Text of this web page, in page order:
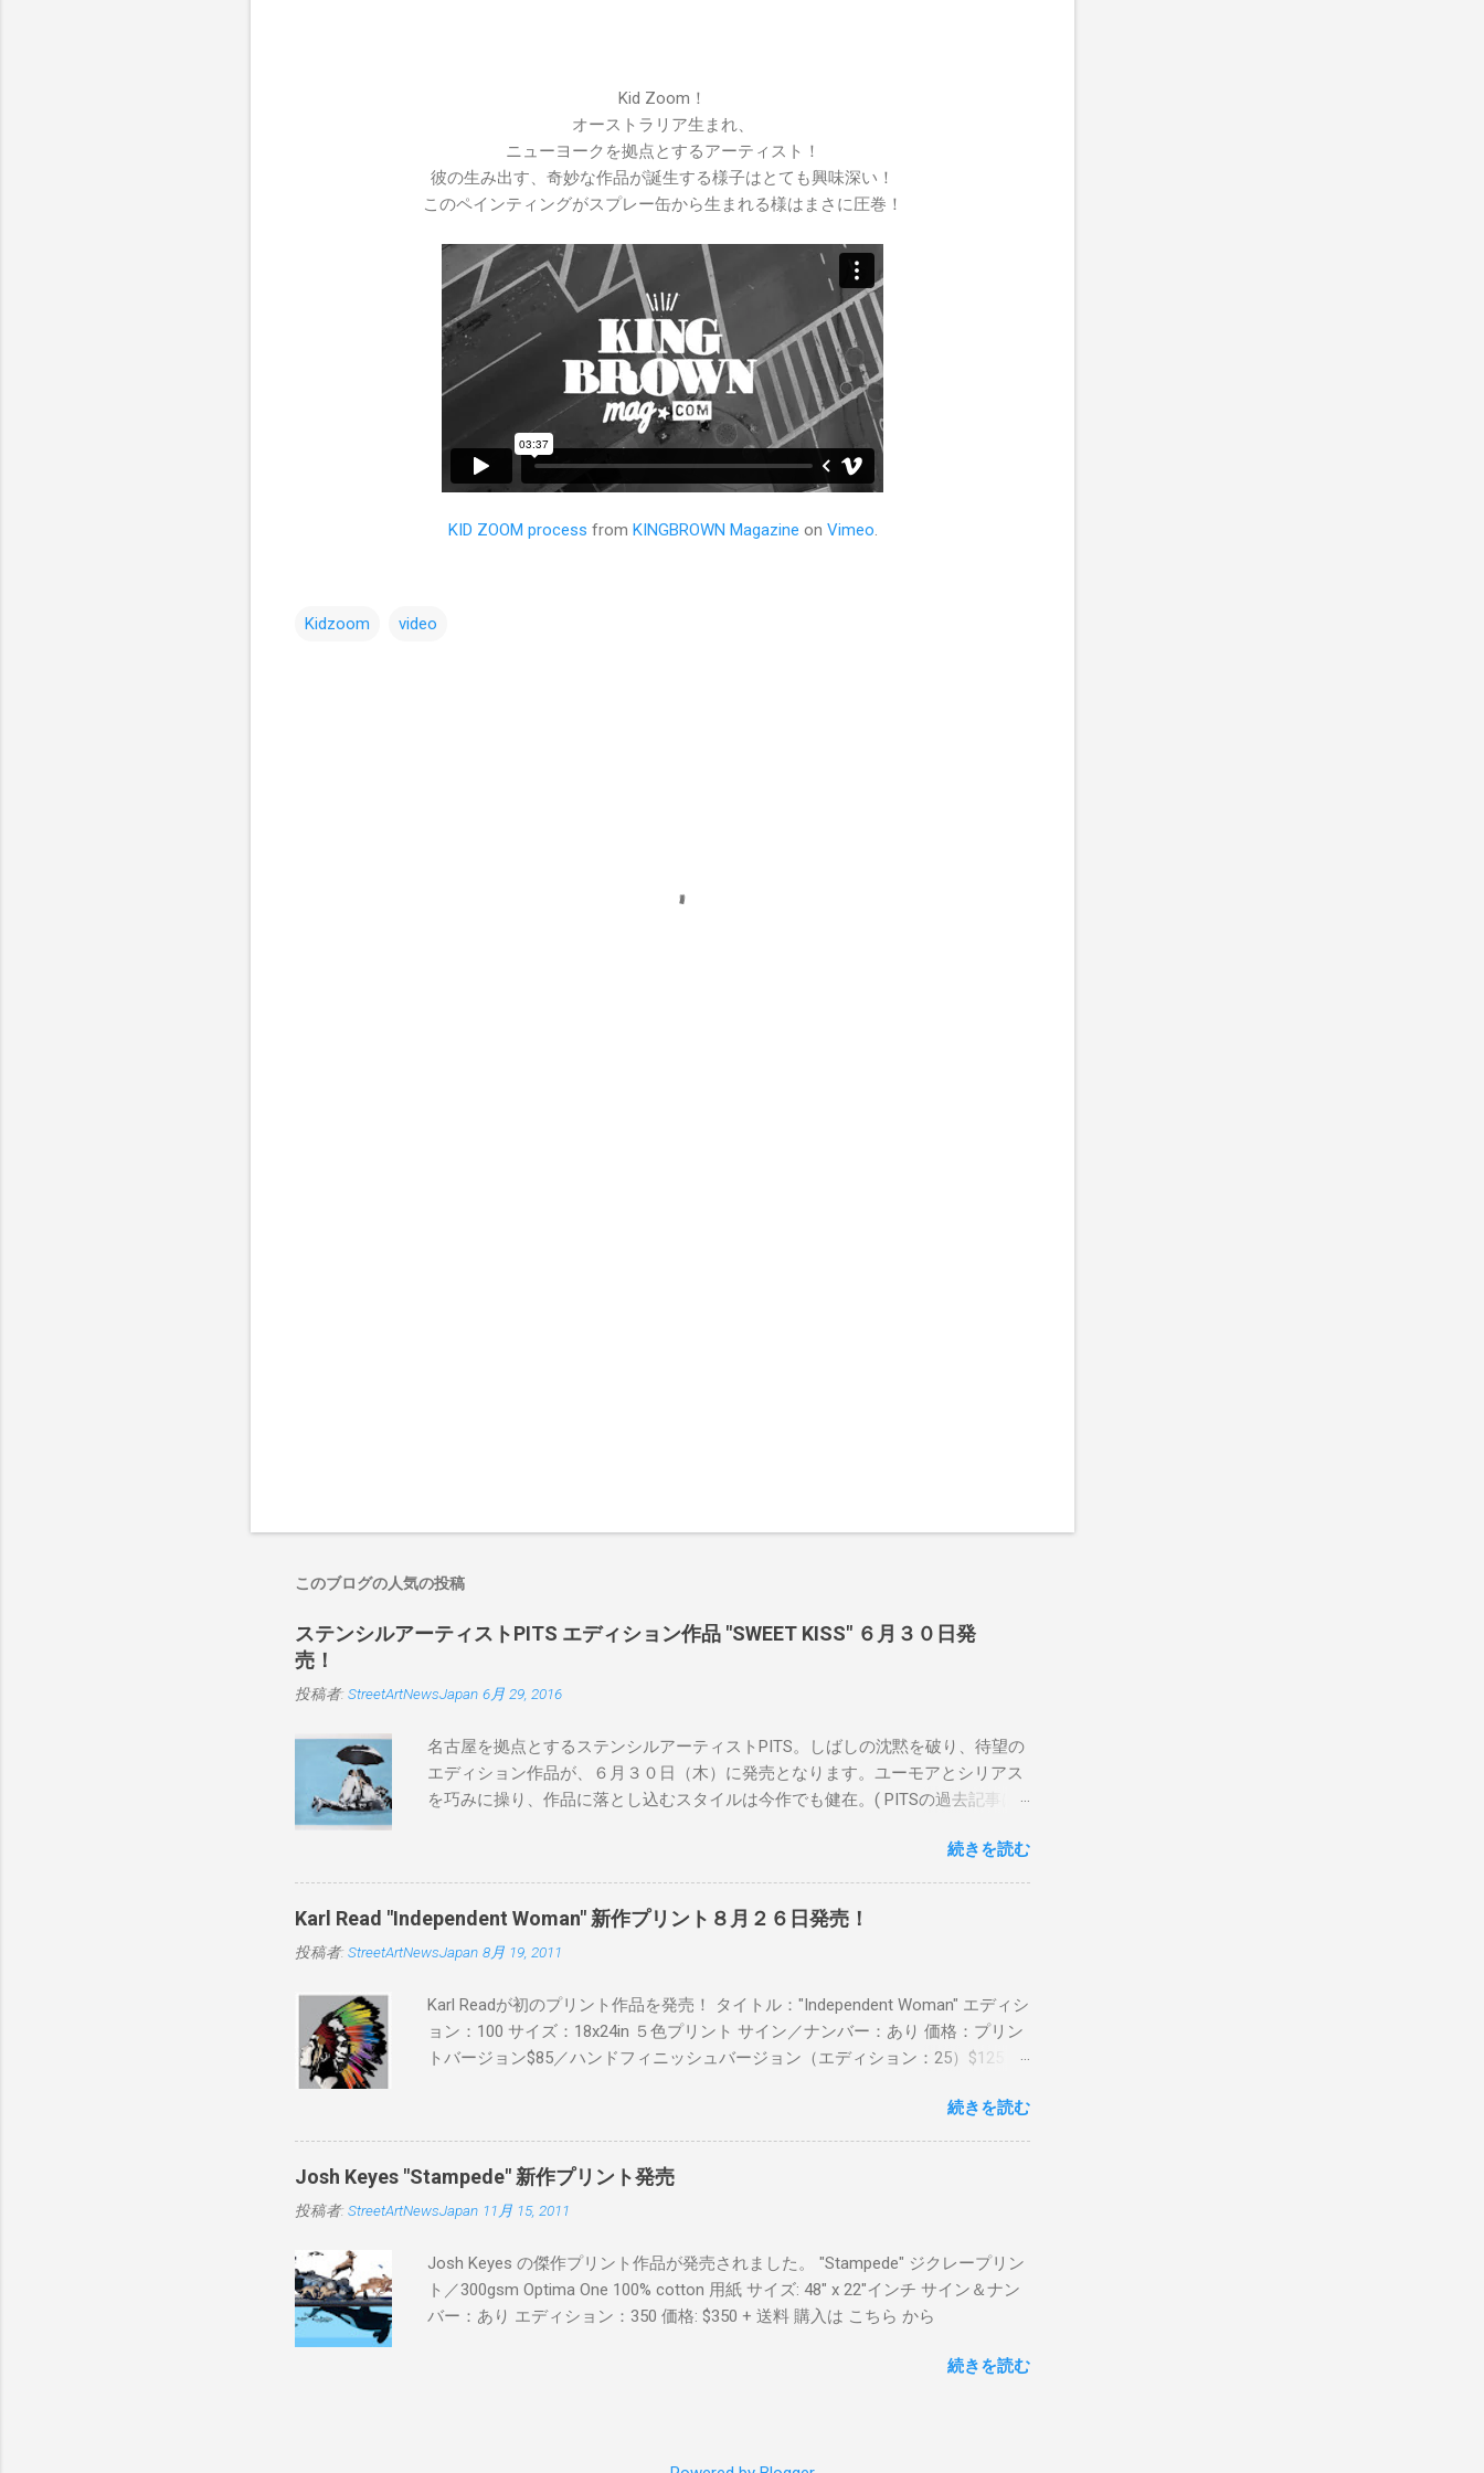
Kid Zoom！
オーストラリア生まれ、
ニューヨークを拠点とするアーティスト！
彼の生み出す、奇妙な作品が誕生する様子はとても興味深い！
このペインティングがスプレー缶から生まれる様はまさに圧巻！
KID ZOOM process from KINGBROWN Magazine on Vimeo
Kidzoom video
このブログの人気の投稿
ステンシルアーティストPITS エディション作品 "SWEET KISS" ６月３０日発
売！
投稿者: StreetArtNewsJapan 6月 29, 2016
名古屋を拠点とするステンシルアーティストPITS。しばしの沈黙を破り、待望の
エディション作品が、６月３０日（木）に発売となります。ユーモアとシリアス
を巧みに操り、作品に落とし込むスタイルは今作でも健在。( PITSの過去記事は
BLUE/MINT GREEN/PINK/YELLOW エディション：各色５ サイズ：800mm ×
550mm 価格：¥16,000(¥17,280) 購入は、 こちら から
続きを読む
Karl Read "Independent Woman" 新作プリント８月２６日発売！
投稿者: StreetArtNewsJapan 8月 19, 2011
Karl Readが初のプリント作品を発売！ タイトル："Independent Woman" エディシ
ョン：100 サイズ：18x24in ５色プリント サイン／ナンバー：あり 価格：プリン
トバージョン$85／ハンドフィニッシュバージョン（エディション：25）$125 購
続きを読む
Josh Keyes "Stampede" 新作プリント発売
投稿者: StreetArtNewsJapan 11月 15, 2011
Josh Keyes の傑作プリント作品が発売されました。 "Stampede" ジクレープリン
ト／300gsm Optima One 100% cotton 用紙 サイズ: 48" x 22"インチ サイン＆ナン
バー：あり エディション：350 価格: $350 + 送料 購入は こちら から
続きを読む